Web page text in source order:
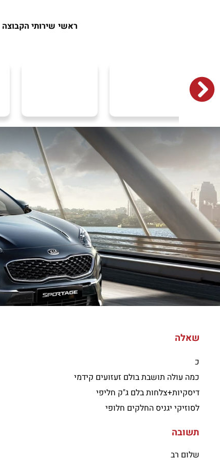
ראשי שירותי הקבוצה
שאלה
כ
כמה עולה תושבת בולם זעזועים קידמי
דיסקיות+צלחות בלם ג"ק חליפי
לסוזיקי יגניס החלקים חלופי
תשובה
שלום רב